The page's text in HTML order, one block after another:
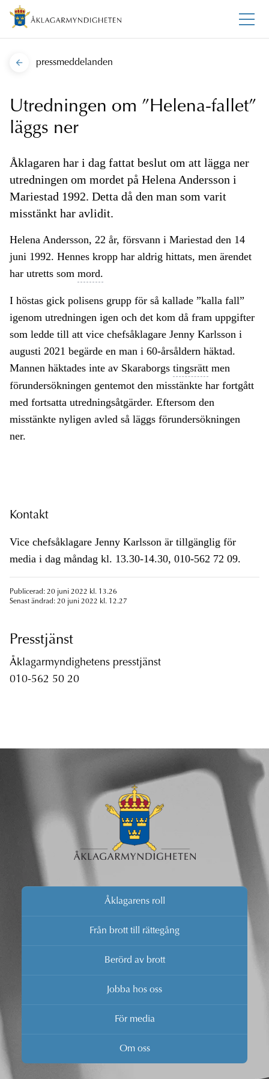
pressmeddelanden
Utredningen om ”Helena-fallet”
läggs ner
Åklagaren har i dag fattat beslut om att lägga ner
utredningen om mordet på Helena Andersson i
Mariestad 1992. Detta då den man som varit
misstänkt har avlidit.
Helena Andersson, 22 år, försvann i Mariestad den 14
juni 1992. Hennes kropp har aldrig hittats, men ärendet
har utretts som mord.
I höstas gick polisens grupp för så kallade ”kalla fall”
igenom utredningen igen och det kom då fram uppgifter
som ledde till att vice chefsåklagare Jenny Karlsson i
augusti 2021 begärde en man i 60-årsåldern häktad.
Mannen häktades inte av Skaraborgs tingsrätt men
förundersökningen gentemot den misstänkte har fortgått
med fortsatta utredningsåtgärder. Eftersom den
misstänkte nyligen avled så läggs förundersökningen
ner.
Kontakt
Vice chefsåklagare Jenny Karlsson är tillgänglig för
media i dag måndag kl. 13.30-14.30, 010-562 72 09.
Publicerad: 20 juni 2022 kl. 13.26
Senast ändrad: 20 juni 2022 kl. 12.27
Presstjänst
Åklagarmyndighetens presstjänst
010-562 50 20
Åklagarens roll
Från brott till rättegång
Berörd av brott
Jobba hos oss
För media
Om oss